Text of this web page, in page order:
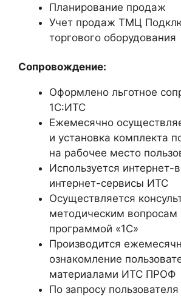
Планирование продаж
Учет продаж ТМЦ
торгового оборудования
Сопровождение:
Оформлено льготное
1С:ИТС
Ежемесячно
и установка комплекта
на рабочее место
Используется интернет-
интернет-сервисы ИТС
Осуществляется
методическим вопросам
программой «1С»
Производится
ознакомление
материалами ИТС ПРОФ
По запросу пользователя